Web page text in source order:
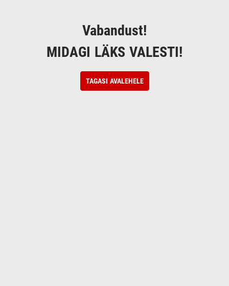
Vabandust!
MIDAGI LÄKS VALESTI!
TAGASI AVALEHELE